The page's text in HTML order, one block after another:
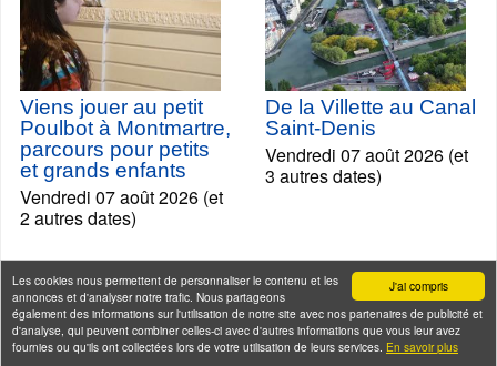
J'ai compris
Les cookies nous permettent de personnaliser le contenu et les
annonces et d'analyser notre trafic. Nous partageons
également des informations sur l'utilisation de notre site avec nos partenaires de publicité et
d'analyse, qui peuvent combiner celles-ci avec d'autres informations que vous leur avez
fournies ou qu'ils ont collectées lors de votre utilisation de leurs services. En savoir plus
Viens jouer au petit
Poulbot à Montmartre,
parcours pour petits
et grands enfants
Vendredi 07 août 2026 (et
2 autres dates)
De la Villette au Canal
Saint-Denis
Vendredi 07 août 2026 (et
3 autres dates)